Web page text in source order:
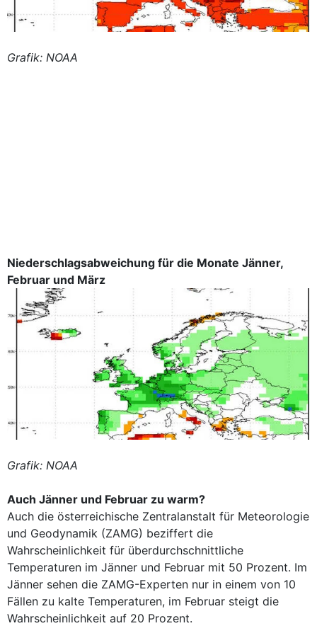
Grafik: NOAA
Niederschlagsabweichung für die Monate Jänner,
Februar und März
Grafik: NOAA
Auch Jänner und Februar zu warm?
Auch die österreichische Zentralanstalt für Meteorologie
und Geodynamik (ZAMG) beziffert die
Wahrscheinlichkeit für überdurchschnittliche
Temperaturen im Jänner und Februar mit 50 Prozent. Im
Jänner sehen die ZAMG-Experten nur in einem von 10
Fällen zu kalte Temperaturen, im Februar steigt die
Wahrscheinlichkeit auf 20 Prozent.